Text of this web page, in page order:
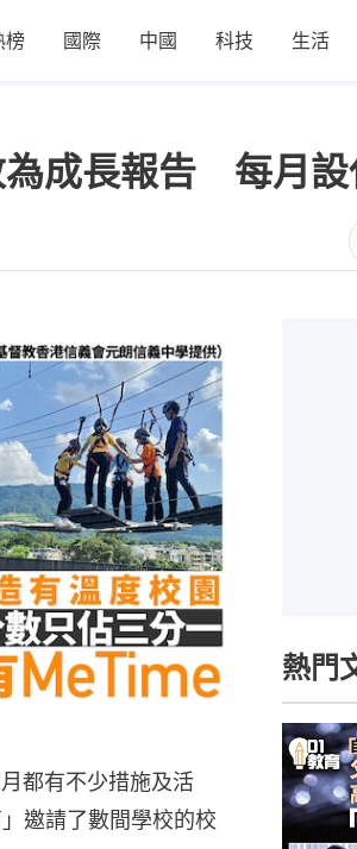
榜 國際 中國 科技 生活
成長報告 每月
都有不少措施及活
邀請了數間學校的校
熱門